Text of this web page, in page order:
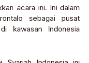
acara ini. Ini dalam
sebagai pusat
kawasan Indonesia